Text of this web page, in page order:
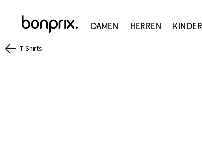
Damen Herren Kinder
T-Shirts